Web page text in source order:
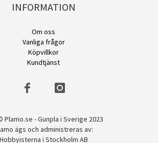
INFORMATION
Om oss
Vanliga frågor
Köpvillkor
Kundtjänst
Plamo.se - Gunpla i Sverige 2023
ägs och administreras av:
Hobbyisterna i Stockholm AB